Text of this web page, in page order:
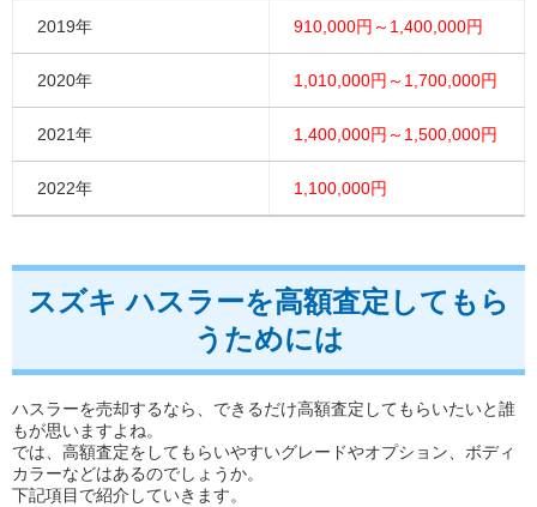
2019年 910,000円～1,400,000円
2020年 1,010,000円～1,700,000円
2021年 1,400,000円～1,500,000円
2022年 1,100,000円
スズキ ハスラーを高額査定してもら
うためには
ハスラーを売却するなら、できるだけ高額査定してもらいたいと誰
もが思いますよね。
では、高額査定をしてもらいやすいグレードやオプション、ボディ
カラーなどはあるのでしょうか。
下記項目で紹介していきます。